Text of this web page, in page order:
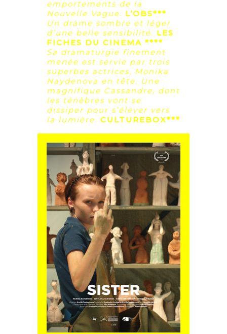
emportements de la
Nouvelle Vague. L’OBS***
Un drame sombre et léger
d’une belle sensibilité. LES
FICHES DU CINEMA ****
Sa dramaturgie finement
menée est servie par trois
superbes actrices, Monika
Naydenova en tête. Une
magnifique Cassandre, dont
les ténèbres vont se
dissiper pour s’élever vers
la lumière. CULTUREBOX***